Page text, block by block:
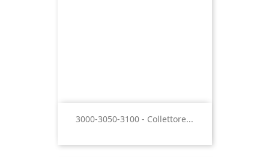
3000-3050-3100 - Collettore...